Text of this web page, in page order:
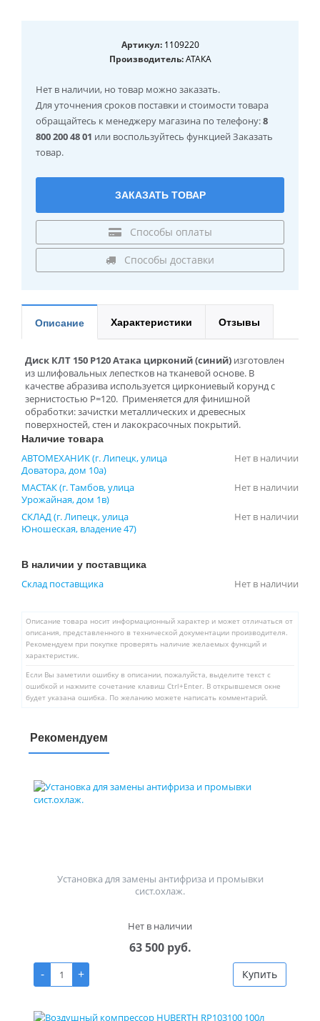
Артикул:1109220
Производитель:АТАКА
Нет в наличии, но товар можно заказать.
Для уточнения сроков поставки и стоимости товара
обращайтесь к менеджеру магазина по телефону:8
800 200 48 01 или воспользуйтесь функцией Заказать
товар.
ЗАКАЗАТЬ ТОВАР
Способы оплаты
Способы доставки
Описание Характеристики Отзывы
Диск КЛТ 150 Р120 Атака цирконий (синий) изготовлен
из шлифовальных лепестков на тканевой основе. В
качестве абразива используется циркониевый корунд с
зернистостью Р=120. Применяется для финишной
обработки: зачистки металлических и древесных
поверхностей, стен и лакокрасочных покрытий.
Наличие товара
АВТОМЕХАНИК (г. Липецк, улица
Доватора, дом 10а)
Нет в наличии
МАСТАК (г. Тамбов, улица
Урожайная, дом 1в)
Нет в наличии
СКЛАД (г. Липецк, улица
Юношеская, владение 47)
Нет в наличии
В наличии у поставщика
Склад поставщика Нет в наличии
Описание товара носит информационный характер и может отличаться от
описания, представленного в технической документации производителя.
Рекомендуем при покупке проверять наличие желаемых функций и
характеристик.
Если Вы заметили ошибку в описании, пожалуйста, выделите текст с
ошибкой и нажмите сочетание клавиш Ctrl+Enter. В открывшемся окне
будет указана ошибка. По желанию можете написать комментарий.
Рекомендуем
Установка для замены антифриза и промывки
сист.охлаж.
Нет в наличии
63 500 руб.
-
+ Купить